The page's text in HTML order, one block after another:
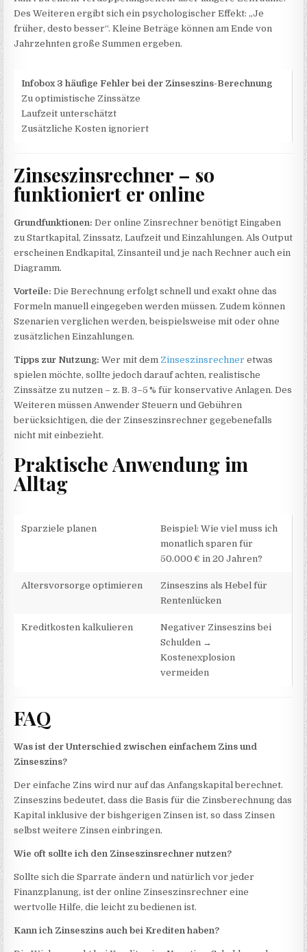
Des Weiteren ergibt sich ein psychologischer Effekt: „Je
früher, desto besser“. Kleine Beträge können am Ende von
Jahrzehnten große Summen ergeben.
Infobox 3 häufige Fehler bei der Zinseszins-Berechnung
Zu optimistische Zinssätze
Laufzeit unterschätzt
Zusätzliche Kosten ignoriert
Zinseszinsrechner – so
funktioniert er online
Grundfunktionen:Der online Zinsrechner benötigt Eingaben
zu Startkapital, Zinssatz, Laufzeit und Einzahlungen. Als Output
erscheinen Endkapital, Zinsanteil und je nach Rechner auch ein
Diagramm.
Vorteile:Die Berechnung erfolgt schnell und exakt ohne das
Formeln manuell eingegeben werden müssen. Zudem können
Szenarien verglichen werden, beispielsweise mit oder ohne
zusätzlichen Einzahlungen.
Tipps zur Nutzung:Wer mit dem Zinseszinsrechner etwas
spielen möchte, sollte jedoch darauf achten, realistische
Zinssätze zu nutzen – z. B. 3–5 % für konservative Anlagen. Des
Weiteren müssen Anwender Steuern und Gebühren
berücksichtigen, die der Zinseszinsrechner gegebenefalls
nicht mit einbezieht.
Praktische Anwendung im
Alltag
Sparziele planen
Beispiel: Wie viel muss ich
monatlich sparen für
50.000 € in 20 Jahren?
Altersvorsorge optimieren
Zinseszins als Hebel für
Rentenlücken
Kreditkosten kalkulieren
Negativer Zinseszins bei
Schulden →
Kostenexplosion
vermeiden
FAQ
Was ist der Unterschied zwischen einfachem Zins und
Zinseszins?
Der einfache Zins wird nur auf das Anfangskapital berechnet.
Zinseszins bedeutet, dass die Basis für die Zinsberechnung das
Kapital inklusive der bishgerigen Zinsen ist, so dass Zinsen
selbst weitere Zinsen einbringen.
Wie oft sollte ich den Zinseszinsrechner nutzen?
Sollte sich die Sparrate ändern und natürlich vor jeder
Finanzplanung, ist der online Zinseszinsrechner eine
wertvolle Hilfe, die leicht zu bedienen ist.
Kann ich Zinseszins auch bei Krediten haben?